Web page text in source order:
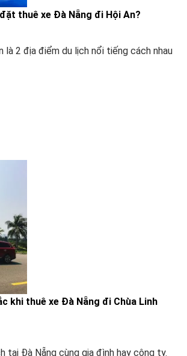
thuê xe Đà Nẵng đi Hội An?
là 2 địa điểm du lịch nổi tiếng cách nhau
khi thuê xe Đà Nẵng đi Chùa Linh
tại Đà Nẵng cùng gia đình hay công ty.